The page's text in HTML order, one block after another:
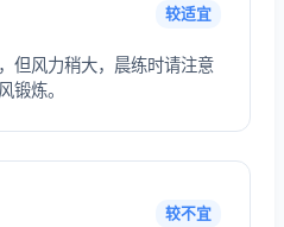
较适宜
但风力稍大，晨练时请注意
锻炼。
较不宜